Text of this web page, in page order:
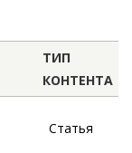
ТИП
КОНТЕНТА
Статья